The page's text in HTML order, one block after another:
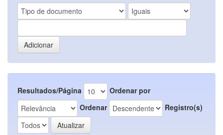
Resultados/Página
Ordenar por
Ordenar
Registro(s)